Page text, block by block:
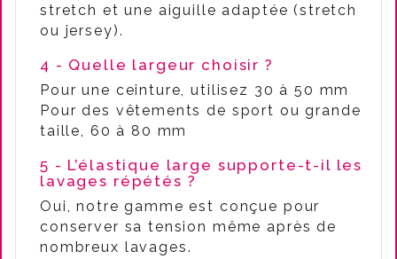
stretch et une aiguille adaptée (stretch
ou jersey).
4 - Quelle largeur choisir ?
Pour une ceinture, utilisez 30 à 50 mm
Pour des vêtements de sport ou grande
taille, 60 à 80 mm
5 - L’élastique large supporte-t-il les
lavages répétés ?
Oui, notre gamme est conçue pour
conserver sa tension même après de
nombreux lavages.